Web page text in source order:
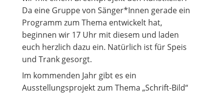
Da eine Gruppe von Sänger*Innen gerade ein
Programm zum Thema entwickelt hat,
beginnen wir 17 Uhr mit diesem und laden
euch herzlich dazu ein. Natürlich ist für Speis
und Trank gesorgt.
Im kommenden Jahr gibt es ein
Ausstellungsprojekt zum Thema „Schrift-Bild“